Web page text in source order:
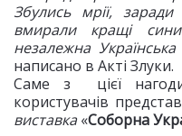
Збулись мрії,
вмирали кращі
незалежна
написано в Акті Злуки.
Саме з цієї нагоди
користувачів
виставка«Соборна